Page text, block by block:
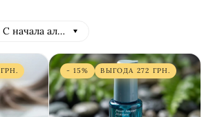
С начала алфавита
ГРН. - 15% ВЫГОДА 272 ГРН.